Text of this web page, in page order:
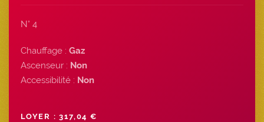
N° 4
Chauffage : Gaz
Ascenseur : Non
Accessibilité : Non
LOYER : 317,04 €